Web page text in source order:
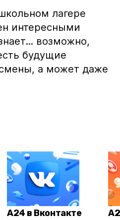
лагере
интересными
возможно,
будущие
а может даже
А24 в Вконтакте